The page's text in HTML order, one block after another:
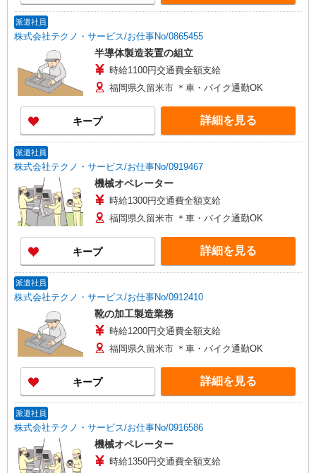
派遣社員
株式会社テクノ・サービス/お仕事No/0865455
半導体製造装置の組立
時給1100円交通費全額支給
福岡県久留米市 ＊車・バイク通勤OK
キープ 詳細を見る
派遣社員
株式会社テクノ・サービス/お仕事No/0919467
機械オペレーター
時給1300円交通費全額支給
福岡県久留米市 ＊車・バイク通勤OK
キープ 詳細を見る
派遣社員
株式会社テクノ・サービス/お仕事No/0912410
靴の加工製造業務
時給1200円交通費全額支給
福岡県久留米市 ＊車・バイク通勤OK
キープ 詳細を見る
派遣社員
株式会社テクノ・サービス/お仕事No/0916586
機械オペレーター
時給1350円交通費全額支給